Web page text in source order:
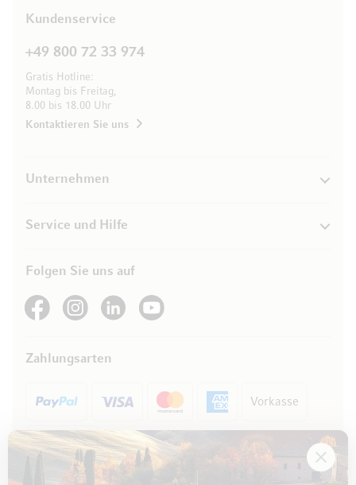
Kundenservice
+49 800 72 33 974
Gratis Hotline:
Montag bis Freitag,
8.00 bis 18.00 Uhr
Kontaktieren Sie uns
Unternehmen
Service und Hilfe
Folgen Sie uns auf
See our FacebookSee our Instagram account
See our LinkedInSee our YouTube channel
Zahlungsarten
Vorkasse
Rechnung